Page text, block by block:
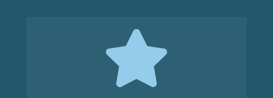
